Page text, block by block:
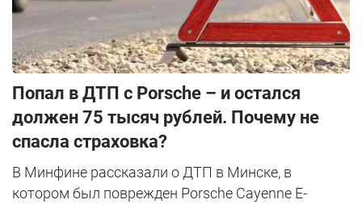
​Попал в ДТП с Porsche – и остался
должен 75 тысяч рублей. Почему не
спасла страховка?
В Минфине рассказали о ДТП в Минске, в
котором был поврежден Porsche Cayenne E-